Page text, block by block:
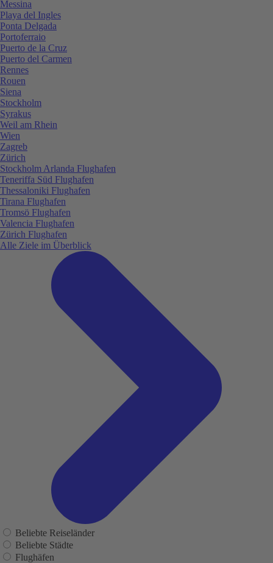
Messina
Playa del Ingles
Ponta Delgada
Portoferraio
Puerto de la Cruz
Puerto del Carmen
Rennes
Rouen
Siena
Stockholm
Syrakus
Weil am Rhein
Wien
Zagreb
Zürich
Stockholm Arlanda Flughafen
Teneriffa Süd Flughafen
Thessaloniki Flughafen
Tirana Flughafen
Tromsö Flughafen
Valencia Flughafen
Zürich Flughafen
Alle Ziele im Überblick
Beliebte Reiseländer
Beliebte Städte
Flughäfen